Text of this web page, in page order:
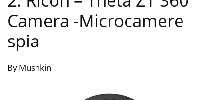
Camera -Microcamere
spia
By Mushkin